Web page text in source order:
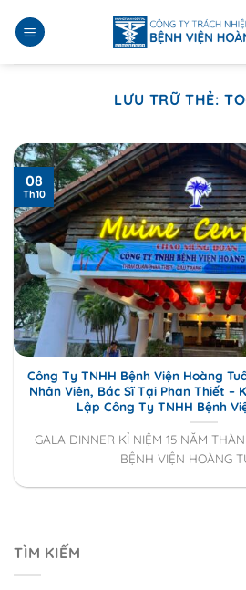
qua
LƯU TRỮ THẺ:
Công Ty TNHH Bệnh Viện Hoàng
Nhân Viên, Bác Sĩ Tại Phan Thiết –
Lập Công Ty TNHH Bệnh
GALA DINNER KỈ NIỆM 15 NĂM
BỆNH VIỆN HOÀNG
08
Th10
TÌM KIẾM